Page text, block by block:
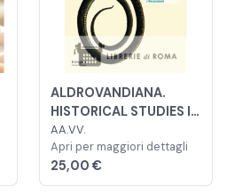
ALDROVANDIANA.
HISTORICAL STUDIES IN
NATURAL HISTORY
AA.VV.
Apri per maggiori dettagli
25,00 €